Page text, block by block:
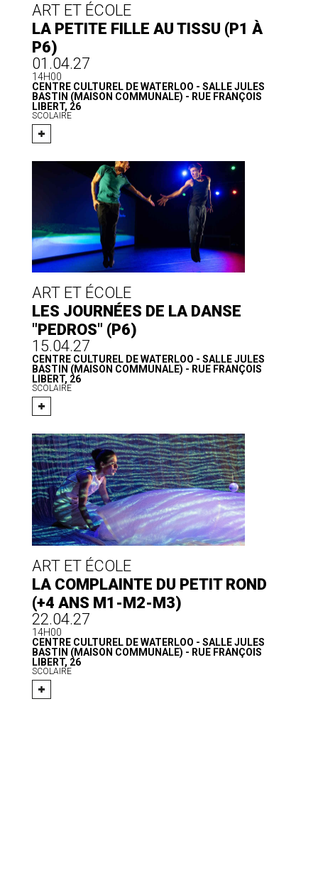
ART ET ÉCOLE
LA PETITE FILLE AU TISSU (P1 À
P6)
01.04.27
14H00
CENTRE CULTUREL DE WATERLOO - SALLE JULES
BASTIN (MAISON COMMUNALE) - RUE FRANÇOIS
LIBERT, 26
SCOLAIRE
ART ET ÉCOLE
LES JOURNÉES DE LA DANSE
"PEDROS" (P6)
15.04.27
CENTRE CULTUREL DE WATERLOO - SALLE JULES
BASTIN (MAISON COMMUNALE) - RUE FRANÇOIS
LIBERT, 26
SCOLAIRE
ART ET ÉCOLE
LA COMPLAINTE DU PETIT ROND
(+4 ANS M1-M2-M3)
22.04.27
14H00
CENTRE CULTUREL DE WATERLOO - SALLE JULES
BASTIN (MAISON COMMUNALE) - RUE FRANÇOIS
LIBERT, 26
SCOLAIRE